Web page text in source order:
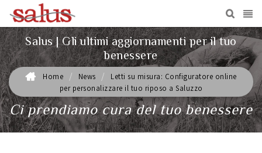
Salus | Gli ultimi aggiornamenti per il tuo
benessere
Home / News /
Letti su misura: Configuratore online
per personalizzare il tuo riposo a Saluzzo
Ci prendiamo cura del tuo benessere